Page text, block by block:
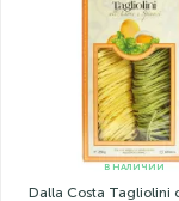
В НАЛИЧИИ
Dalla Costa Tagliolini